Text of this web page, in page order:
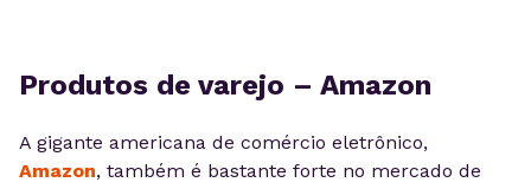
Produtos de varejo – Amazon
A gigante americana de comércio eletrônico,
Amazon, também é bastante forte no mercado de